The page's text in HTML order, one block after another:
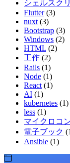
シェルスク
Flutter (3)
nuxt (3)
Bootstrap (3)
Windows (2)
HTML (2)
工作 (2)
Rails (1)
Node (1)
React (1)
AI (1)
kubernetes (1)
less (1)
マイクロコ
電子ブック
Ansible (1)